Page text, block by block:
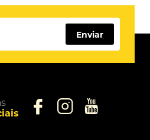
Enviar